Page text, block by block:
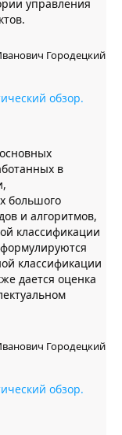
управления
Городецкий
обзор.
в
большого
и алгоритмов,
классификации
классификации
дается оценка
Городецкий
обзор.